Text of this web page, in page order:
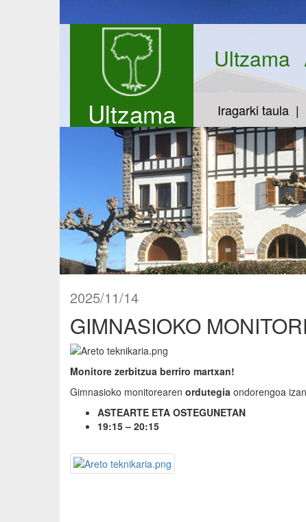
Ultzama
Ultzama
Iragarki taula
2025/11/14
GIMNASIOKO
Monitore zerbitzua berriro martxan!
Gimnasioko monitorearen ordutegia ondorengoa
ASTEARTE ETA OSTEGUNETAN
19:15 – 20:15